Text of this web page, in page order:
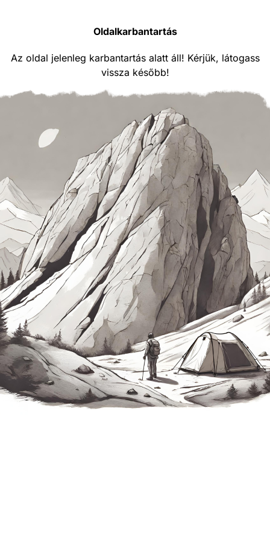
Oldalkarbantartás
Az oldal jelenleg karbantartás alatt áll! Kérjük, látogass
vissza később!